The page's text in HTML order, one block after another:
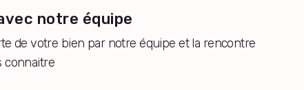
notre équipe
de votre bien par notre équipe et la rencontre
connaitre